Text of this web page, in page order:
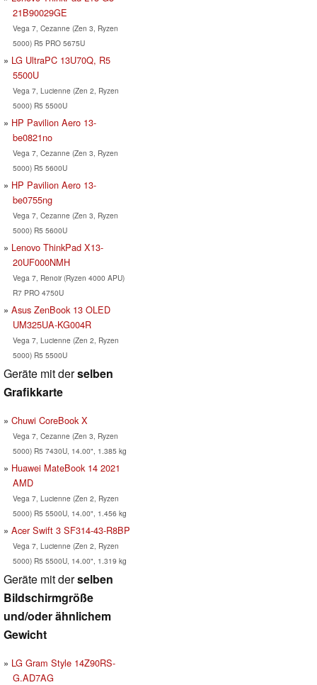
21B90029GE
Vega 7, Cezanne (Zen 3, Ryzen
5000) R5 PRO 5675U
LG UltraPC 13U70Q, R5
5500U
Vega 7, Lucienne (Zen 2, Ryzen
5000) R5 5500U
HP Pavilion Aero 13-
be0821no
Vega 7, Cezanne (Zen 3, Ryzen
5000) R5 5600U
HP Pavilion Aero 13-
be0755ng
Vega 7, Cezanne (Zen 3, Ryzen
5000) R5 5600U
Lenovo ThinkPad X13-
20UF000NMH
Vega 7, Renoir (Ryzen 4000 APU)
R7 PRO 4750U
Asus ZenBook 13 OLED
UM325UA-KG004R
Vega 7, Lucienne (Zen 2, Ryzen
5000) R5 5500U
Geräte mit derselben
Grafikkarte
Chuwi CoreBook X
Vega 7, Cezanne (Zen 3, Ryzen
5000) R5 7430U, 14.00", 1.385 kg
Huawei MateBook 14 2021
AMD
Vega 7, Lucienne (Zen 2, Ryzen
5000) R5 5500U, 14.00", 1.456 kg
Acer Swift 3 SF314-43-R8BP
Vega 7, Lucienne (Zen 2, Ryzen
5000) R5 5500U, 14.00", 1.319 kg
Geräte mit derselben
Bildschirmgröße
und/oder ähnlichem
Gewicht
LG Gram Style 14Z90RS-
G.AD7AG